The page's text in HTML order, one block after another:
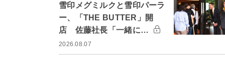
雪印メグミルクと雪印パーラ
ー、「THE BUTTER」開
店 佐藤社長「一緒に…
2026.08.07